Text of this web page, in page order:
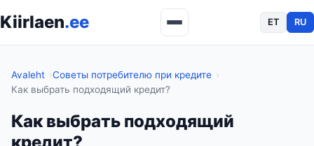
Kiirlaen.ee ET RU
Avaleht
Советы потребителю при кредите
Как выбрать подходящий кредит?
Как выбрать подходящий